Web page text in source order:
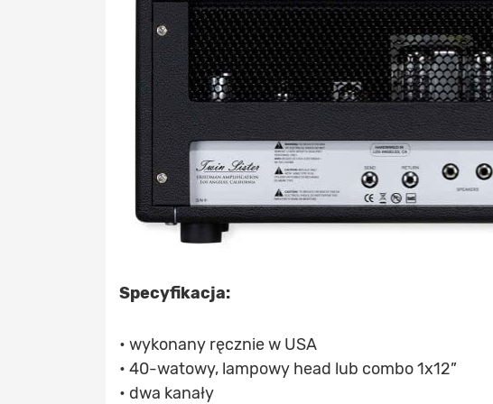
Specyfikacja:
• wykonany ręcznie w USA
• 40-watowy, lampowy head lub combo 1x12”
• dwa kanały